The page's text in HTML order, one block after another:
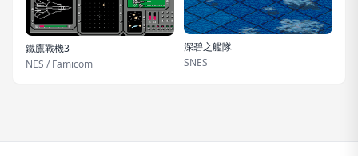
鐵鷹戰機3
NES / Famicom
深碧之艦隊
SNES